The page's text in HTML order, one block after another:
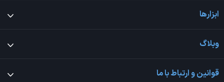
ابزارها
وبلاگ
قوانین و ارتباط با ما